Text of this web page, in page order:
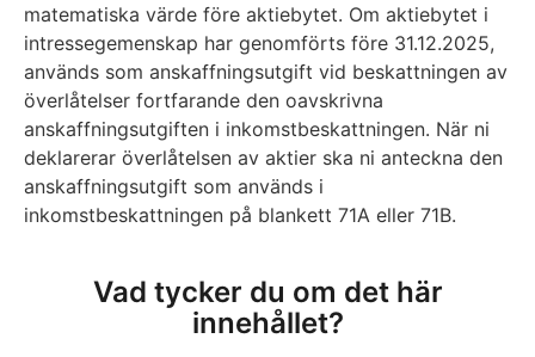
matematiska värde före aktiebytet. Om aktiebytet i
intressegemenskap har genomförts före 31.12.2025,
används som anskaffningsutgift vid beskattningen av
överlåtelser fortfarande den oavskrivna
anskaffningsutgiften i inkomstbeskattningen. När ni
deklarerar överlåtelsen av aktier ska ni anteckna den
anskaffningsutgift som används i
inkomstbeskattningen på blankett 71A eller 71B.
Vad tycker du om det här
innehållet?